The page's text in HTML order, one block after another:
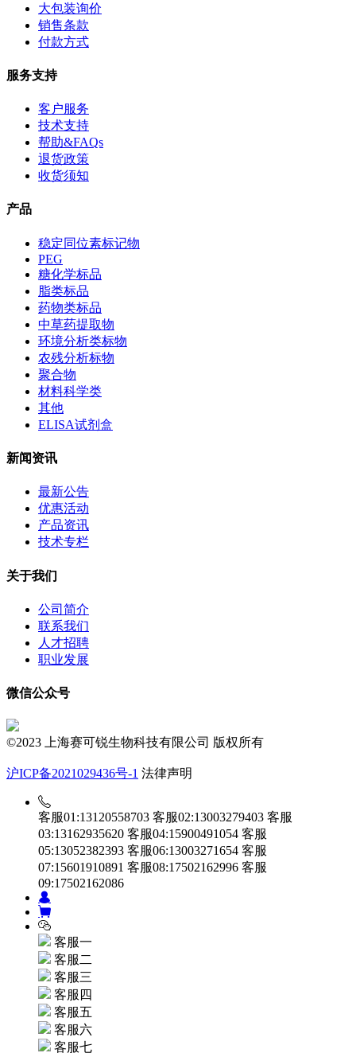
大包装询价
销售条款
付款方式
服务支持
客户服务
技术支持
帮助&FAQs
退货政策
收货须知
产品
稳定同位素标记物
PEG
糖化学标品
脂类标品
药物类标品
中草药提取物
环境分析类标物
农残分析标物
聚合物
材料科学类
其他
ELISA试剂盒
新闻资讯
最新公告
优惠活动
产品资讯
技术专栏
关于我们
公司简介
联系我们
人才招聘
职业发展
微信公众号
©2023 上海赛可锐生物科技有限公司 版权所有
沪ICP备2021029436号-1 法律声明
客服01:13120558703 客服02:13003279403 客服
03:13162935620 客服04:15900491054 客服
05:13052382393 客服06:13003271654 客服
07:15601910891 客服08:17502162996 客服
09:17502162086
客服一
客服二
客服三
客服四
客服五
客服六
客服七